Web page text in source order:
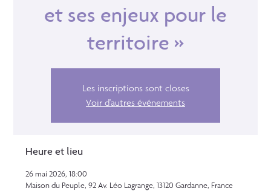
et ses enjeux pour le
territoire »
Les inscriptions sont closes
Voir d'autres événements
Heure et lieu
26 mai 2026, 18:00
Maison du Peuple, 92 Av. Léo Lagrange, 13120 Gardanne, France